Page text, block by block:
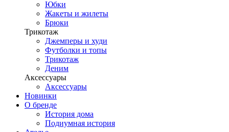
Юбки
Жакеты и жилеты
Брюки
Трикотаж
Джемперы и худи
Футболки и топы
Трикотаж
Деним
Аксессуары
Аксессуары
Новинки
О бренде
История дома
Подиумная история